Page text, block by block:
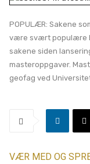
POPULÆR: Sakene
være svært populære
sakene siden
masteroppgaver.
geofag ved
VÆR MED OG